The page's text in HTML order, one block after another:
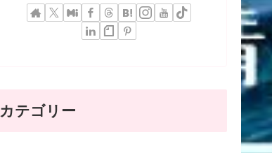
カテゴリー